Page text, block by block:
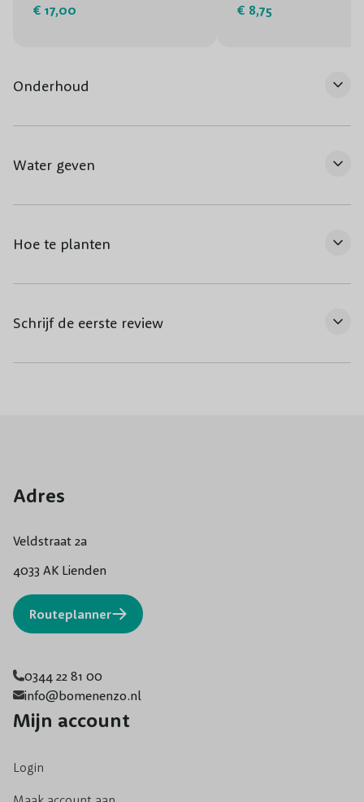
€ 17,00
€ 8,75
Onderhoud
Water geven
Hoe te planten
Schrijf de eerste review
Adres
Veldstraat 2a
4033 AK Lienden
Routeplanner
0344 22 81 00
info@bomenenzo.nl
Mijn account
Login